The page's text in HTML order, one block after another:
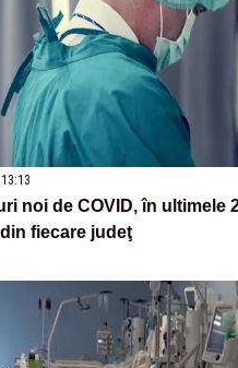
noi de COVID, în ultimele
fiecare judeţ